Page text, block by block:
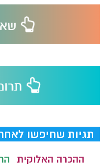
תגיות שחיפשו
ההכרה האלוקית